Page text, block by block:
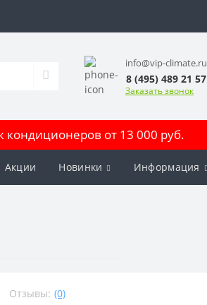
info@vip-climate.ru
8 (495) 489 21 57
Заказать звонок
от 13 000 руб.
Акции Новинки Информация
Отзывы: (0)